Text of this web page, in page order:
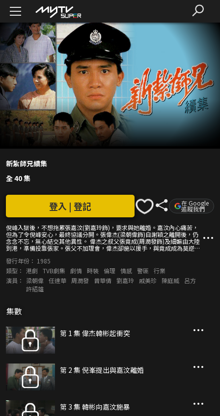
新紮師兄續集
全 40 集
倪峰入獄後，不想拖累張嘉汶(劉嘉玲飾)，要求與她離婚。嘉汶內心痛苦，
但為了令倪峰安心，最終協議分開。張偉杰(梁朝偉飾)自謝穎之離開後，仍
念念不忘，無心結交其他異性。 偉杰之叔父張竟成(周潤發飾)及細嫲由大陸
到港，準備投靠張家。張父不加理會，偉杰卻施以援手，與竟成成為莫逆。
件留下案底，喪失投考權，灰心之餘，鋌而走險，偷運水貨。後結識女友葉
巧楠(戚美珍飾)，卻被偉杰之死對頭督察韓彬(任達華飾)橫刀奪愛，令二人積
怨日深。 巧楠之妹巧宜(曾華倩飾)考入警校，結識偉杰，二人墮入愛河，繼
而結為夫婦。可惜婚後磨擦日深，偉杰更重蹈父親覆轍，與巧宜好友吳欣發
生一段婚外情。後吳欣被殺，巧宜更被牽連入內，令夫婦二人的感情備受考
自首。韓彬惟恐被連累，遂對付竟成和偉杰叔姪二人。到底韓彬如何對待二
人？韓彬、竟成和偉杰三人之間糾纏不清的恩怨又該如何了斷？
登入 | 登記 在 Google
追蹤我們
發行年份： 1985
類型： 港劇 TVB劇集 劇情 時裝 倫理 情感 警匪
行業
演員：
梁朝偉 任達華 周潤發 曾華倩 劉嘉玲 戚美珍 陳庭威
呂方
許紹雄
集數
第 1 集 偉杰韓彬起衝突
第 2 集 倪峯提出與嘉汶離婚
第 3 集 韓彬向嘉汶施暴